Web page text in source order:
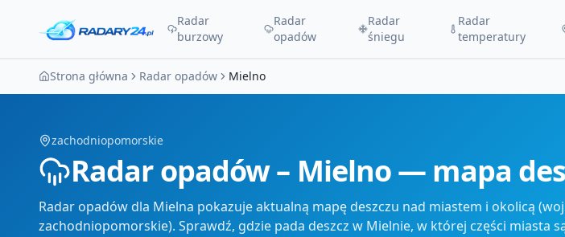
Radar
burzowy
Radar
opadów
Radar
śniegu
Radar
temperatury
Strona główna Radar opadów Mielno
zachodniopomorskie
Radar opadów – Mielno — mapa
Radar opadów dla Mielna pokazuje aktualną mapę deszczu nad miastem i okolicą
zachodniopomorskie). Sprawdź, gdzie pada deszcz w Mielnie, w której części miasta